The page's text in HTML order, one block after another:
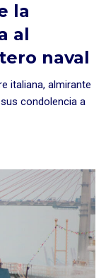
la
al
naval
italiana, almirante
condolencia a